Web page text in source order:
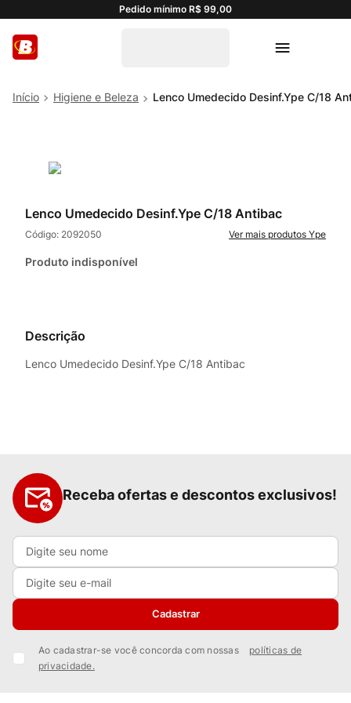
Pedido mínimo R$ 99,00
Higiene e Beleza Lenco Umedecido Desinf.Ype C/18
Lenco Umedecido Desinf.Ype C/18 Antibac
Código: 2092050 Ype
Produto indisponível
Descrição
Lenco Umedecido Desinf.Ype C/18 Antibac
Receba ofertas e descontos exclusivos!
Cadastrar
Ao cadastrar-se você concorda com nossas
políticas de
privacidade.